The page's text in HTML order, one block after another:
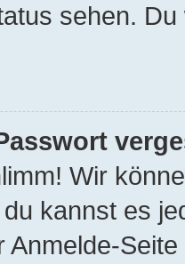
sehen.
Wir
kannst es
Anmelde-